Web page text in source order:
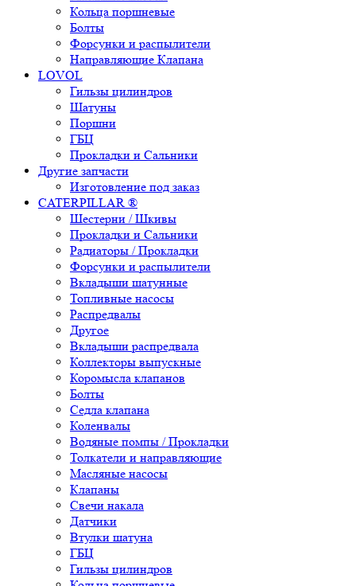
Кольца поршневые
Болты
Форсунки и распылители
Направляющие Клапана
LOVOL
Гильзы цилиндров
Шатуны
Поршни
ГБЦ
Прокладки и Сальники
Другие запчасти
Изготовление под заказ
CATERPILLAR ®
Шестерни / Шкивы
Прокладки и Сальники
Радиаторы / Прокладки
Форсунки и распылители
Вкладыши шатунные
Топливные насосы
Распредвалы
Другое
Вкладыши распредвала
Коллекторы выпускные
Коромысла клапанов
Болты
Седла клапана
Коленвалы
Водяные помпы / Прокладки
Толкатели и направляющие
Масляные насосы
Клапаны
Свечи накала
Датчики
Втулки шатуна
ГБЦ
Гильзы цилиндров